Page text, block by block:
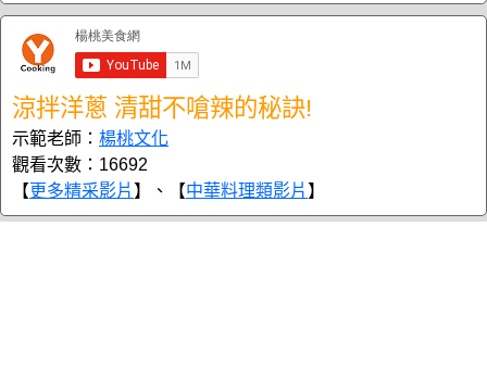
涼拌洋蔥 清甜不嗆辣的秘訣!
示範老師： 楊桃文化
觀看次數：16692
【更多精采影片 】、【中華料理類影片 】